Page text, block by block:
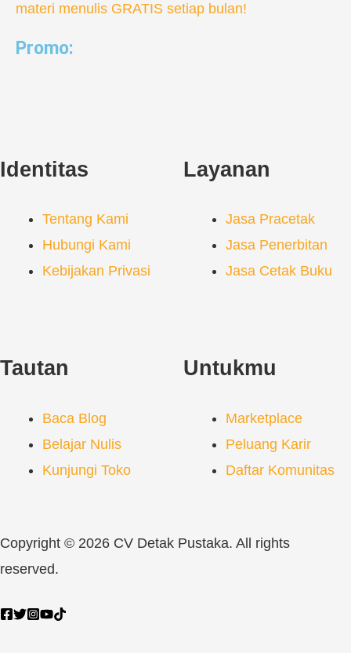
materi menulis GRATIS setiap bulan!
Promo:
Identitas
Tentang Kami
Hubungi Kami
Kebijakan Privasi
Layanan
Jasa Pracetak
Jasa Penerbitan
Jasa Cetak Buku
Tautan
Baca Blog
Belajar Nulis
Kunjungi Toko
Untukmu
Marketplace
Peluang Karir
Daftar Komunitas
Copyright © 2026 CV Detak Pustaka. All rights
reserved.